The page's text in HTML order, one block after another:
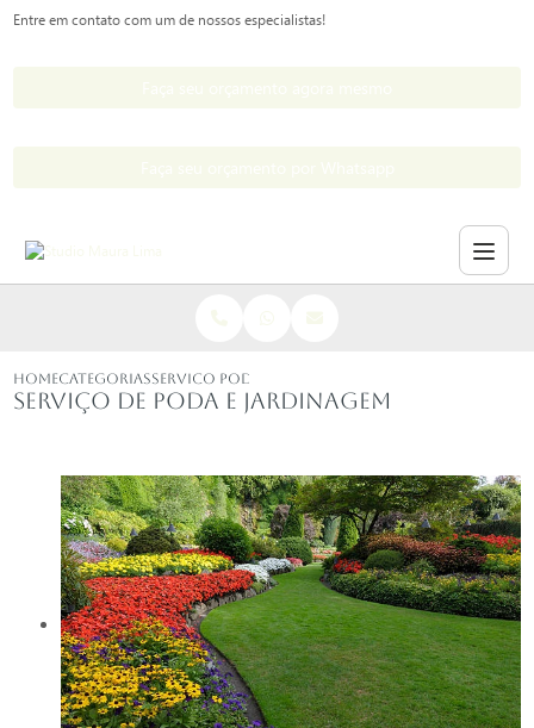
Entre em contato com um de nossos especialistas!
HOMECATEGORIASSERVICO PODA JARDINAGEM
Serviço de poda e jardinagem